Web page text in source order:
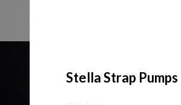
Stella Strap Pumps